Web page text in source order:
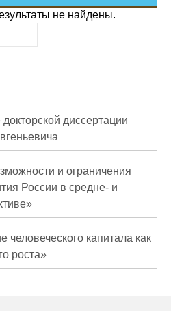
коррупции
не найдены.
диссертации
и ограничения
России в средне- и
капитала как
роста»